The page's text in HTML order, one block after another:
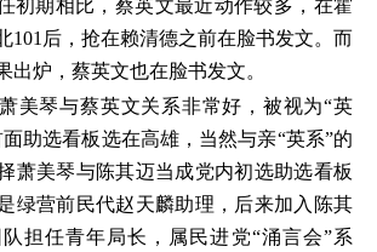
初期相比，蔡英文最近动作较多，在霍
101后，抢在赖清德之前在脸书发文。而
出炉，蔡英文也在脸书发文。
美琴与蔡英文关系非常好，被视为“英
助选看板选在高雄，当然与亲“英系”的
萧美琴与陈其迈当成党内初选助选看板
绿营前民代赵天麟助理，后来加入陈其
担任青年局长，属民进党“涌言会”系